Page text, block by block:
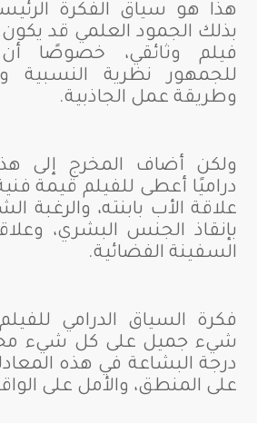
هذا هو سياق الفكرة
بذلك الجمود العلمي قد
فيلم وثائقي، خصوصًا
للجمهور نظرية النسبية
وطريقة عمل الجاذبية.
ولكن أضاف المخرج إلى
دراميًا أعطى للفيلم قيمة
علاقة الأب بابنته، والرغبة
بإنقاذ الجنس البشري،
السفينة الفضائية.
فكرة السياق الدرامي
شيء جميل على كل شيء
درجة البشاعة في هذه
على المنطق، والأمل على